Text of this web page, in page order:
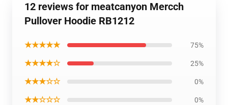
12 reviews for meatcanyon Mercch
Pullover Hoodie RB1212
★★★★★ 75%
★★★★☆ 25%
★★★☆☆ 0%
★★☆☆☆ 0%